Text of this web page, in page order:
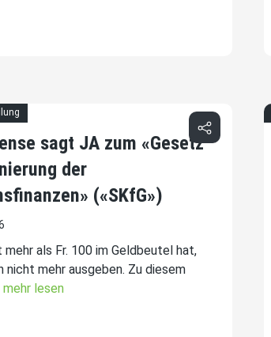
sagt JA zum «Gesetz
der
(«SKfG»)
mehr als Fr. 100 im Geldbeutel hat,
nicht mehr ausgeben. Zu diesem
mehr lesen